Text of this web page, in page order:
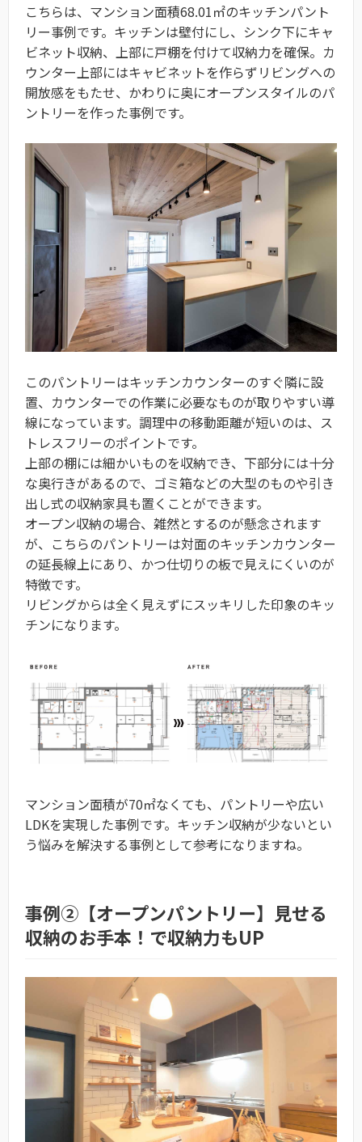
こちらは、マンション面積68.01㎡のキッチンパント
リー事例です。キッチンは壁付にし、シンク下にキャ
ビネット収納、上部に戸棚を付けて収納力を確保。カ
ウンター上部にはキャビネットを作らずリビングへの
開放感をもたせ、かわりに奥にオープンスタイルのパ
ントリーを作った事例です。
このパントリーはキッチンカウンターのすぐ隣に設
置、カウンターでの作業に必要なものが取りやすい導
線になっています。調理中の移動距離が短いのは、ス
トレスフリーのポイントです。
上部の棚には細かいものを収納でき、下部分には十分
な奥行きがあるので、ゴミ箱などの大型のものや引き
出し式の収納家具も置くことができます。
オープン収納の場合、雑然とするのが懸念されます
が、こちらのパントリーは対面のキッチンカウンター
の延長線上にあり、かつ仕切りの板で見えにくいのが
特徴です。
リビングからは全く見えずにスッキリした印象のキッ
チンになります。
マンション面積が70㎡なくても、パントリーや広い
LDKを実現した事例です。キッチン収納が少ないとい
う悩みを解決する事例として参考になりますね。
事例②【オープンパントリー】見せる
収納のお手本！で収納力もUP